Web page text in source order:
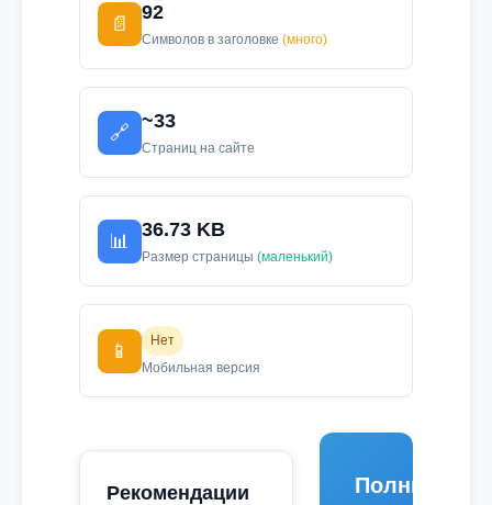
📄
92
Символов в заголовке (много)
🔗
~33
Страниц на сайте
📊
36.73 KB
Размер страницы (маленький)
📱
Нет
Мобильная версия
Рекомендации
Полный